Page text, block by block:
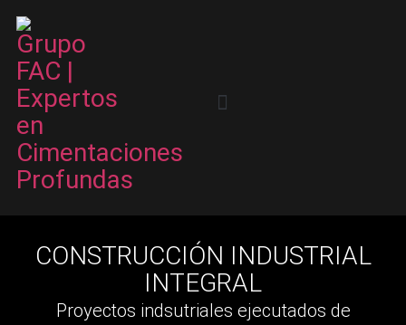
CONSTRUCCIÓN INDUSTRIAL
INTEGRAL
Proyectos indsutriales ejecutados de